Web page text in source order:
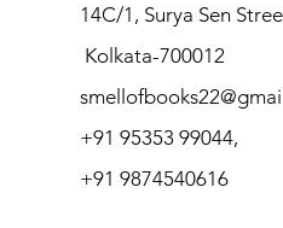
14C/1, Surya Sen
Kolkata-700012
+91 95353 99044,
+91 9874540616